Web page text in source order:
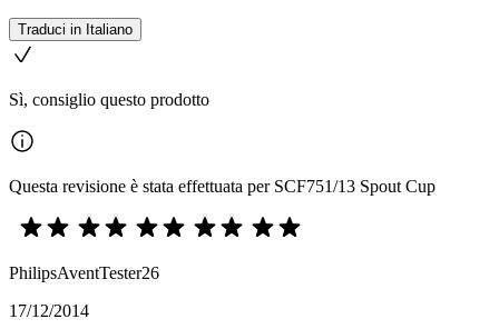
Traduci in Italiano
Sì, consiglio questo prodotto
Questa revisione è stata effettuata per SCF751/13 Spout Cup
PhilipsAventTester26
17/12/2014